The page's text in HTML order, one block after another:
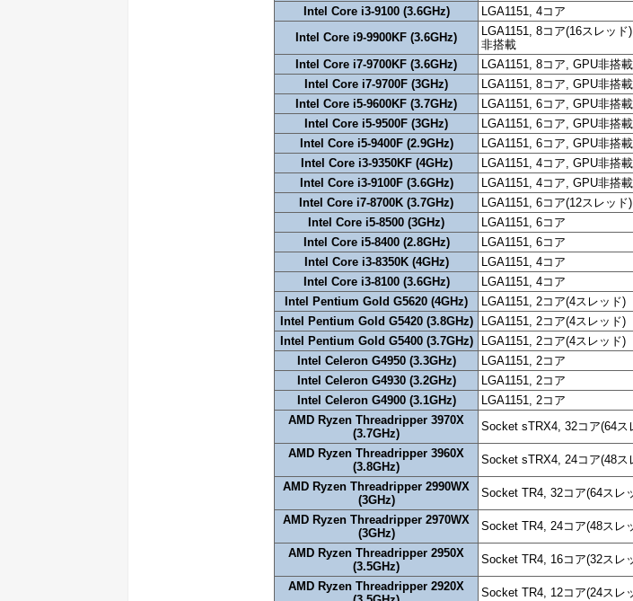
Intel Core i3-9100 (3.6GHz)
LGA1151, 4コア
Intel Core i9-9900KF (3.6GHz)
LGA1151, 8コア(16スレッド
非搭載
Intel Core i7-9700KF (3.6GHz)
LGA1151, 8コア, GPU非搭載
Intel Core i7-9700F (3GHz)
LGA1151, 8コア, GPU非搭載
Intel Core i5-9600KF (3.7GHz)
LGA1151, 6コア, GPU非搭載
Intel Core i5-9500F (3GHz)
LGA1151, 6コア, GPU非搭載
Intel Core i5-9400F (2.9GHz)
LGA1151, 6コア, GPU非搭載
Intel Core i3-9350KF (4GHz)
LGA1151, 4コア, GPU非搭載
Intel Core i3-9100F (3.6GHz)
LGA1151, 4コア, GPU非搭載
Intel Core i7-8700K (3.7GHz)
LGA1151, 6コア(12スレッド)
Intel Core i5-8500 (3GHz)
LGA1151, 6コア
Intel Core i5-8400 (2.8GHz)
LGA1151, 6コア
Intel Core i3-8350K (4GHz)
LGA1151, 4コア
Intel Core i3-8100 (3.6GHz)
LGA1151, 4コア
Intel Pentium Gold G5620 (4GHz)
LGA1151, 2コア(4スレッド)
Intel Pentium Gold G5420 (3.8GHz)
LGA1151, 2コア(4スレッド)
Intel Pentium Gold G5400 (3.7GHz)
LGA1151, 2コア(4スレッド)
Intel Celeron G4950 (3.3GHz)
LGA1151, 2コア
Intel Celeron G4930 (3.2GHz)
LGA1151, 2コア
Intel Celeron G4900 (3.1GHz)
LGA1151, 2コア
AMD Ryzen Threadripper 3970X
(3.7GHz)
Socket sTRX4, 32コア(64ス
AMD Ryzen Threadripper 3960X
(3.8GHz)
Socket sTRX4, 24コア(48ス
AMD Ryzen Threadripper 2990WX
(3GHz)
Socket TR4, 32コア(64スレ
AMD Ryzen Threadripper 2970WX
(3GHz)
Socket TR4, 24コア(48スレ
AMD Ryzen Threadripper 2950X
(3.5GHz)
Socket TR4, 16コア(32スレ
AMD Ryzen Threadripper 2920X
Socket TR4, 12コア(24スレ